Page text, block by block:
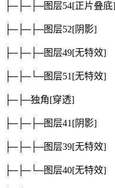
├─├─├─图层54[正片叠底]
├─├─├─图层52[阴影]
├─├─├─图层49[无特效]
├─├─└─图层51[无特效]
├─├─独角 [穿透]
├─├─├─图层41[阴影]
├─├─├─图层39[无特效]
├─├─└─图层40[无特效]